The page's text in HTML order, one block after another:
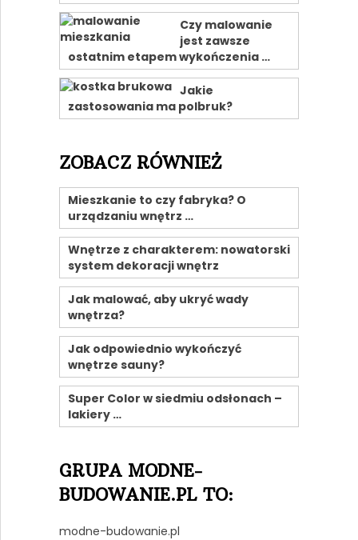
Czy malowanie
jest zawsze
ostatnim etapem wykończenia …
Jakie
zastosowania ma polbruk?
ZOBACZ RÓWNIEŻ
Mieszkanie to czy fabryka? O
urządzaniu wnętrz …
Wnętrze z charakterem: nowatorski
system dekoracji wnętrz
Jak malować, aby ukryć wady
wnętrza?
Jak odpowiednio wykończyć
wnętrze sauny?
Super Color w siedmiu odsłonach –
lakiery …
GRUPA MODNE-
BUDOWANIE.PL TO:
modne-budowanie.pl